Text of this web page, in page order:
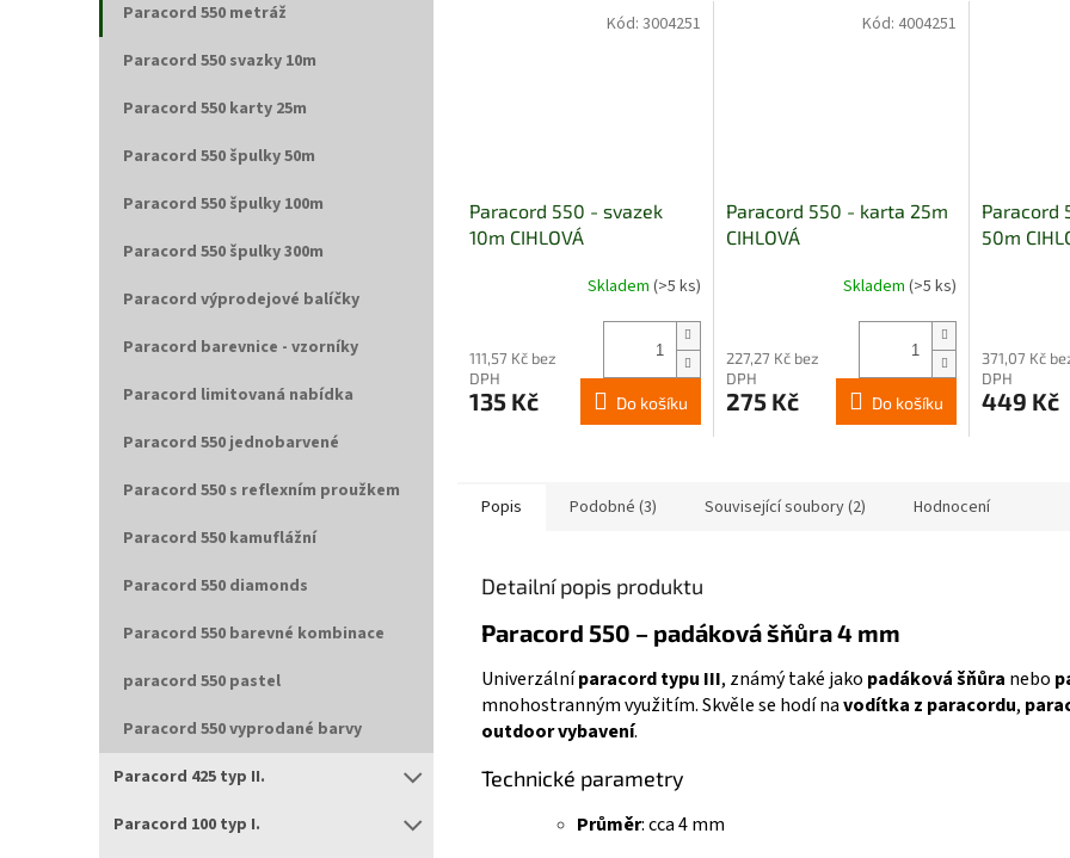
Paracord 550 metráž
Paracord 550 svazky 10m
Paracord 550 karty 25m
Paracord 550 špulky 50m
Paracord 550 špulky 100m
Paracord 550 špulky 300m
Paracord výprodejové balíčky
Paracord barevnice - vzorníky
Paracord limitovaná nabídka
Paracord 550 jednobarvené
Paracord 550 s reflexním proužkem
Paracord 550 kamuflážní
Paracord 550 diamonds
Paracord 550 barevné kombinace
paracord 550 pastel
Paracord 550 vyprodané barvy
Paracord 425 typ II.
Paracord 100 typ I.
Paracord 550 - svazek
10m CIHLOVÁ
Skladem (>5 ks)
111,57 Kč bez
DPH
135 Kč Do košíku
Kód: 3004251
Paracord 550 - karta 25m
CIHLOVÁ
Skladem (>5 ks)
227,27 Kč bez
DPH
275 Kč Do košíku
Kód: 4004251
Paracord
50m
371,07 Kč
DPH
449 Kč
Popis Podobné (3) Související soubory (2) Hodnocení
Detailní popis produktu
Paracord 550 – padáková šňůra 4 mm
Univerzálníparacord typu III, známý také jako padáková šňůra nebo
mnohostranným využitím. Skvěle se hodí navodítka z paracordu,
outdoor vybavení.
Technické parametry
Průměr: cca 4 mm